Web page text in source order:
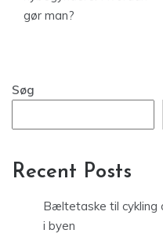
gør man?
Søg
Recent Posts
Bæltetaske til cykling
i byen